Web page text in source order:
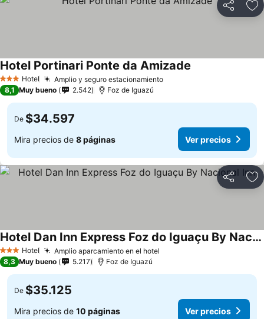
Compartir
3 Estrellas
Hotel Amplio y seguro estacionamiento
Hotel Portinari Ponte da Amizade
8,1 Muy bueno 2.542 Foz de Iguazú
De $34.597
Mira precios de 8 páginas Ver precios
Compartir
3 Estrellas
Hotel Amplio aparcamiento en el hotel
Hotel Dan Inn Express Foz do Iguaçu By Nacional Inn
8,3 Muy bueno 5.217 Foz de Iguazú
De $35.125
Mira precios de 10 páginas Ver precios